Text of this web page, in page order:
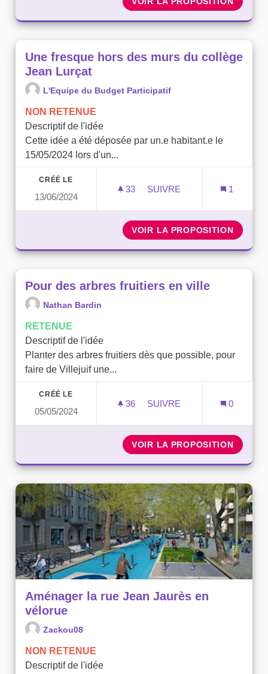
Une fresque hors des murs du collège
Jean Lurçat
L'Equipe du Budget Participatif
NON RETENUE
Descriptif de l'idée
Cette idée a été déposée par un.e habitant.e le
15/05/2024 lors d'un...
CRÉÉ LE
13/06/2024
33 33 ABONNÉS
SUIVRE
1
VOIR LA PROPOSITION UNE
Pour des arbres fruitiers en ville
Nathan Bardin
RETENUE
Descriptif de l'idée
Planter des arbres fruitiers dès que possible, pour
faire de Villejuif une...
CRÉÉ LE
05/05/2024
36 36 ABONNÉS
SUIVRE
0
VOIR LA PROPOSITION POUR
Aménager la rue Jean Jaurès en
vélorue
Zackou08
NON RETENUE
Descriptif de l'idée